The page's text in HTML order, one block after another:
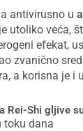
antivirusno u
utoliko veća,
efekat,
zvanično
a korisna je i
Rei-Shi gljive
toku dana